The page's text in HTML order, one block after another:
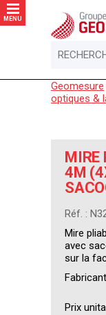
MENU
Geomesure
optiques &
MIRE
4M
Réf. :
Mire
avec
sur la
Prix
Panneau de gestion